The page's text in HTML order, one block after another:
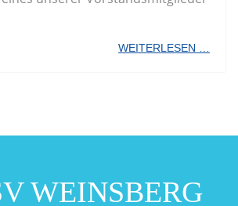
WEITERLESEN …
WEINSBERG